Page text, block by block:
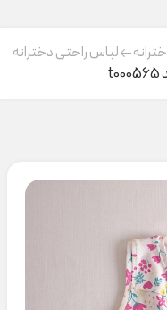
لباس راحتی دخترانه